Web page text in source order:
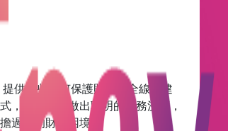
供一些如何保護財務安全線的建
，幫助讀者做出聰明的財務決策，
過重的財務困境。